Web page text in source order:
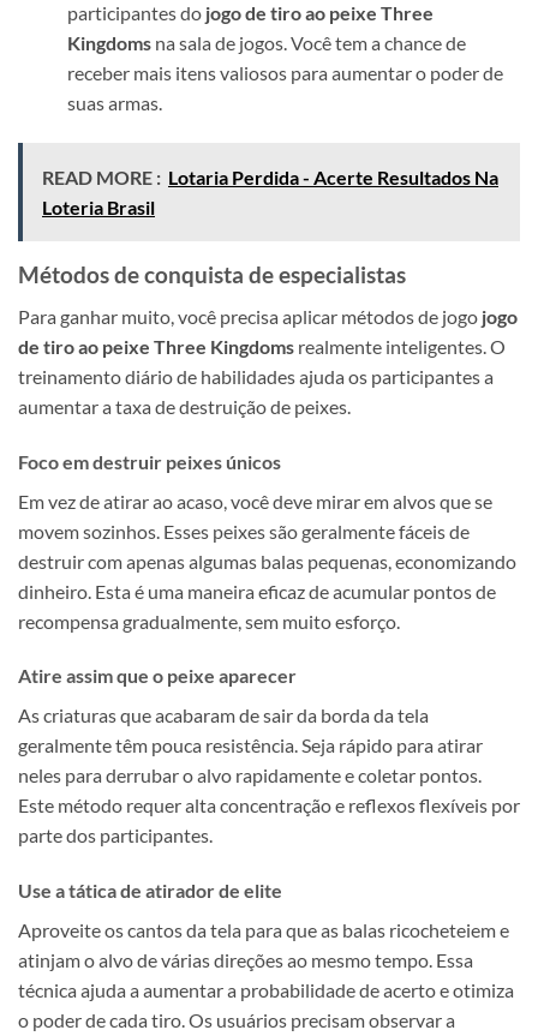
participantes do jogo de tiro ao peixe Three
Kingdomsna sala de jogos. Você tem a chance de
receber mais itens valiosos para aumentar o poder de
suas armas.
READ MORE : Lotaria Perdida - Acerte Resultados Na
Loteria Brasil
Métodos de conquista de especialistas
Para ganhar muito, você precisa aplicar métodos de jogo jogo
de tiro ao peixe Three Kingdoms realmente inteligentes. O
treinamento diário de habilidades ajuda os participantes a
aumentar a taxa de destruição de peixes.
Foco em destruir peixes únicos
Em vez de atirar ao acaso, você deve mirar em alvos que se
movem sozinhos. Esses peixes são geralmente fáceis de
destruir com apenas algumas balas pequenas, economizando
dinheiro. Esta é uma maneira eficaz de acumular pontos de
recompensa gradualmente, sem muito esforço.
Atire assim que o peixe aparecer
As criaturas que acabaram de sair da borda da tela
geralmente têm pouca resistência. Seja rápido para atirar
neles para derrubar o alvo rapidamente e coletar pontos.
Este método requer alta concentração e reflexos flexíveis por
parte dos participantes.
Use a tática de atirador de elite
Aproveite os cantos da tela para que as balas ricocheteiem e
atinjam o alvo de várias direções ao mesmo tempo. Essa
técnica ajuda a aumentar a probabilidade de acerto e otimiza
o poder de cada tiro. Os usuários precisam observar a